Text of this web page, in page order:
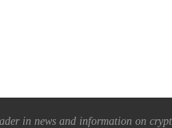
in news and information on